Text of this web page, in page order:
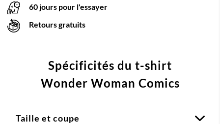
60 jours pour l'essayer
Retours gratuits
Spécificités du t-shirt
Wonder Woman Comics
Taille et coupe